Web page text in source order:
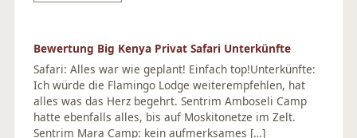
Bewertung Big Kenya Privat Safari Unterkünfte
Safari: Alles war wie geplant! Einfach top!Unterkünfte:
Ich würde die Flamingo Lodge weiterempfehlen, hat
alles was das Herz begehrt. Sentrim Amboseli Camp
hatte ebenfalls alles, bis auf Moskitonetze im Zelt.
Sentrim Mara Camp: kein aufmerksames […]